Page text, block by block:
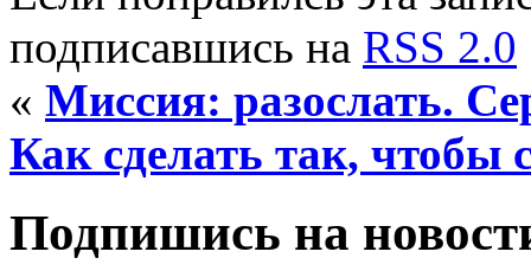
подписавшись на RSS 2.0
« Миссия: pазослать.
Как сделать так, чтобы
Подпишись на